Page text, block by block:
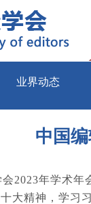
业界动态
中国
2023年学术
大精神，学习